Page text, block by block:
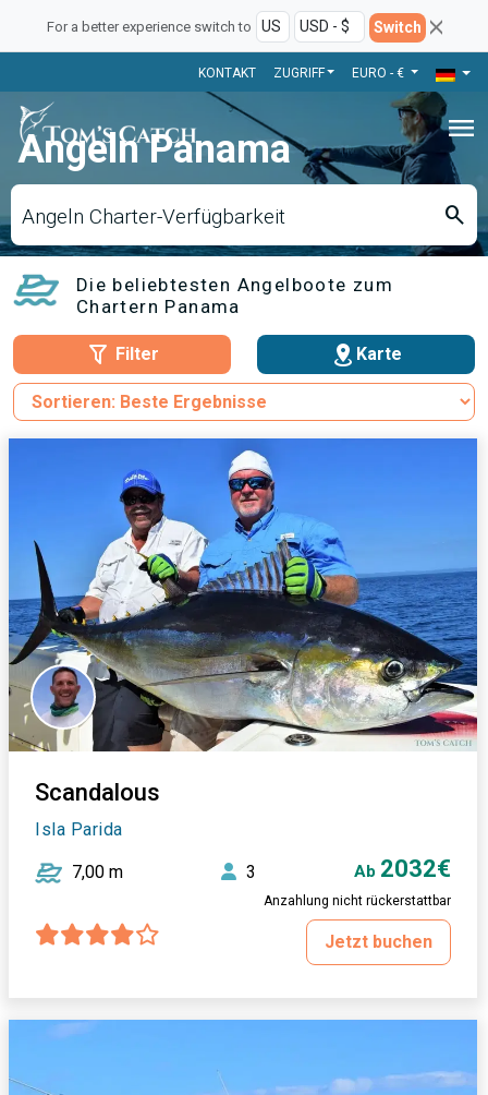
For a better experience switch to Switch
KONTAKT ZUGRIFF EURO - €
menu
Angeln Panama
Angeln Charter-Verfügbarkeit search
Die beliebtesten Angelboote zum
Chartern Panama
Filter Karte
Scandalous
Isla Parida
7,00 m 3 Ab 2032€
Anzahlung nicht rückerstattbar
Jetzt buchen